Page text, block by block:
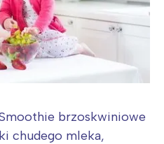
brzoskwiniowe
chudego mleka,